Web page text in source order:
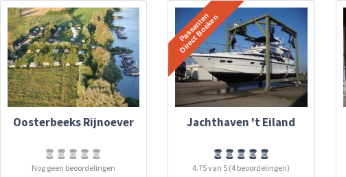
Oosterbeeks Rijnoever
Nog geen beoordelingen
Jachthaven 't Eiland
4.75 van 5 (4 beoordelingen)